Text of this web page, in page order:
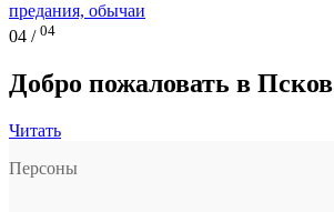
предания, обычаи
04 / 04
Добро пожаловать в Псков
Читать
Персоны